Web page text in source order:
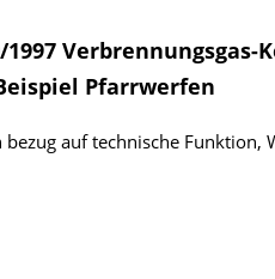
Verbrennungsgas-
Pfarrwerfen
auf technische Funktion,